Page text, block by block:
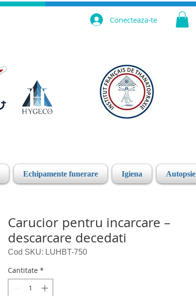
Conecteaza-te
Echipamente funerare Igiena Autopsie
Carucior pentru incarcare –
descarcare decedati
Cod SKU: LUHBT-750
Cantitate *